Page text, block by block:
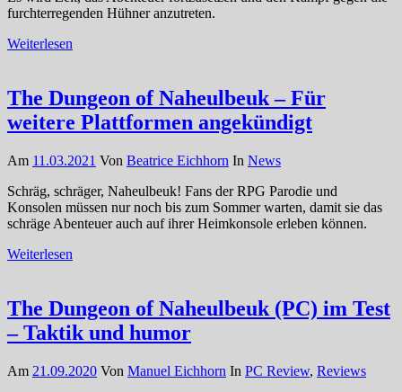
furchterregenden Hühner anzutreten.
Weiterlesen
The Dungeon of Naheulbeuk – Für
weitere Plattformen angekündigt
Am 11.03.2021 Von Beatrice Eichhorn In News
Schräg, schräger, Naheulbeuk! Fans der RPG Parodie und
Konsolen müssen nur noch bis zum Sommer warten, damit sie das
schräge Abenteuer auch auf ihrer Heimkonsole erleben können.
Weiterlesen
The Dungeon of Naheulbeuk (PC) im Test
– Taktik und humor
Am 21.09.2020 Von Manuel Eichhorn In PC Review, Reviews